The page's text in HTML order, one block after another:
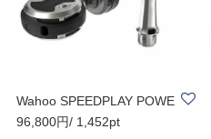
Wahoo SPEEDPLAY POWE
R / ワフー スピー..
96,800円/ 1,452pt